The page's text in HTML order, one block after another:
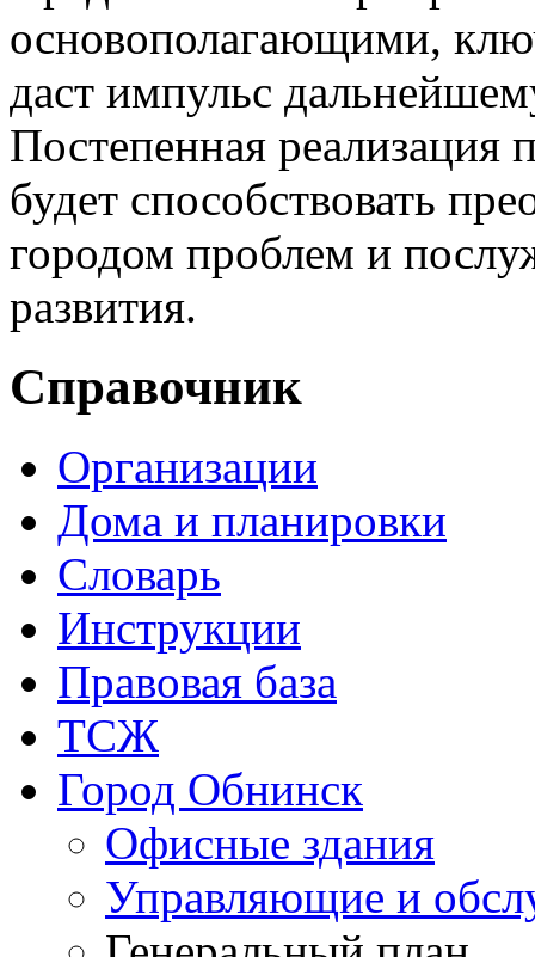
основополагающими,
даст импульс
Постепенная реализация
будет способствовать
городом проблем и
развития.
Справочник
Организации
Дома и планировки
Словарь
Инструкции
Правовая база
ТСЖ
Город Обнинск
Офисные здания
Управляющие и